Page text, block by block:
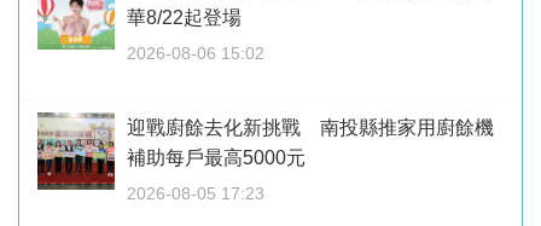
華8/22起登場
2026-08-06 15:02
迎戰廚餘去化新挑戰 南投縣推家用廚餘機
補助每戶最高5000元
2026-08-05 17:23